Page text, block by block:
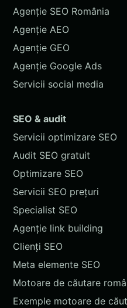
Agenție SEO România
Agenție AEO
Agenție GEO
Agenție Google Ads
Servicii social media
SEO & audit
Servicii optimizare SEO
Audit SEO gratuit
Optimizare SEO
Servicii SEO prețuri
Specialist SEO
Agenție link building
Clienți SEO
Meta elemente SEO
Motoare de căutare
Exemple motoare de